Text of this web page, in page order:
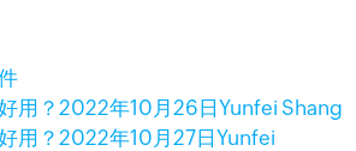
用？2022年10月26日Yunfei Shang
用？2022年10月27日Yunfei